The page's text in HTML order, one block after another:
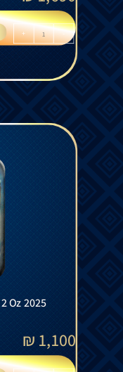
-
+
Oz 2025
1,100
₪